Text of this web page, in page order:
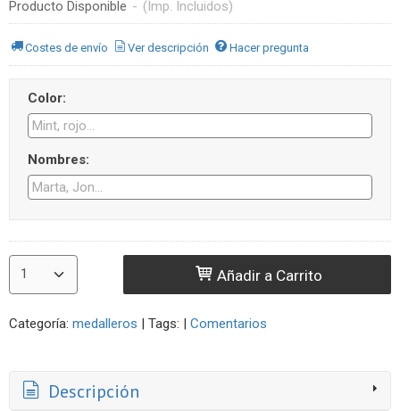
Producto Disponible - (Imp. Incluidos)
Costes de envío Ver descripción Hacer pregunta
Color:
Nombres:
Añadir a Carrito
Categoría: medalleros | Tags: | Comentarios
Descripción